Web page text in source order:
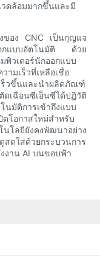
ดล้อมมากขึ้นและมี
ของ CNC เป็นกุญแจ
อกแบบอัตโนมัติ ด้วย
พิวเตอร์นักออกแบบ
ามเร็วที่เหลือเชื่อ
ร็วขึ้นและนำผลิตภัณฑ์
เฉือนซีเอ็นซีได้ปฏิวัติ
นมัติการเข้าถึงแบบ
โอกาสใหม่สำหรับ
โลยียังคงพัฒนาอย่าง
สดใสด้วยกระบวนการ
งาน AI บนขอบฟ้า